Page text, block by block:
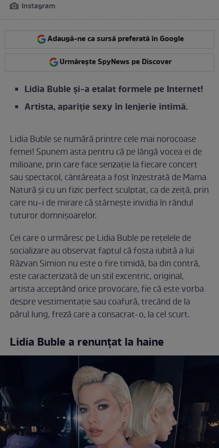
Instagram
Adaugă-ne ca sursă preferată în Google
Urmărește SpyNews pe Discover
Lidia Buble și-a etalat formele pe Internet!
Artista, apariție sexy în lenjerie intimă.
Lidia Buble se numără printre cele mai norocoase
femei! Spunem asta pentru că pe lângă vocea ei de
milioane, prin care face senzație la fiecare concert
sau spectacol, cântăreața a fost înzestrată de Mama
Natură și cu un fizic perfect sculptat, ca de zeiță, prin
care nu-i de mirare că stârnește invidia în rândul
tuturor domnișoarelor.
Cei care o urmăresc pe Lidia Buble pe rețelele de
socializare au observat faptul că fosta iubită a lui
Răzvan Simion nu este o fire timidă, ba din contră,
este caracterizată de un stil excentric, original,
artista acceptând orice provocare, fie că este vorba
despre vestimentație sau coafură, trecând de la
părul lung, freză care a consacrat-o, la cel scurt.
Lidia Buble a renunțat la haine